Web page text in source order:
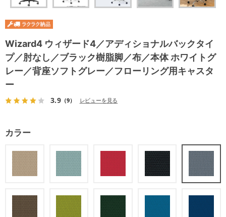
Wizard4 ウィザード4／アディショナルバックタイ
プ／肘なし／ブラック樹脂脚／布／本体 ホワイトグ
レー／背座ソフトグレー／フローリング用キャスタ
ー
3.9（9） レビューを見る
カラー